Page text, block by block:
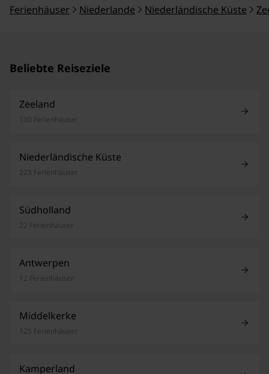
Ferienhäuser Niederlande Niederländische Küste
Beliebte Reiseziele
Zeeland
130 Ferienhäuser
Niederländische Küste
223 Ferienhäuser
Südholland
22 Ferienhäuser
Antwerpen
12 Ferienhäuser
Middelkerke
125 Ferienhäuser
Kamperland